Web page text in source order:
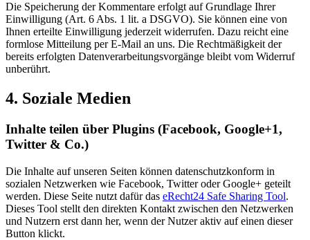
Die Speicherung der Kommentare erfolgt auf Grundlage Ihrer
Einwilligung (Art. 6 Abs. 1 lit. a DSGVO). Sie können eine von
Ihnen erteilte Einwilligung jederzeit widerrufen. Dazu reicht eine
formlose Mitteilung per E-Mail an uns. Die Rechtmäßigkeit der
bereits erfolgten Datenverarbeitungsvorgänge bleibt vom Widerruf
unberührt.
4. Soziale Medien
Inhalte teilen über Plugins (Facebook, Google+1,
Twitter & Co.)
Die Inhalte auf unseren Seiten können datenschutzkonform in
sozialen Netzwerken wie Facebook, Twitter oder Google+ geteilt
werden. Diese Seite nutzt dafür das eRecht24 Safe Sharing Tool.
Dieses Tool stellt den direkten Kontakt zwischen den Netzwerken
und Nutzern erst dann her, wenn der Nutzer aktiv auf einen dieser
Button klickt.